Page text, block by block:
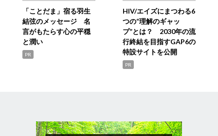
「ことだま」宿る羽生
結弦のメッセージ 名
言がもたらす心の平穏
と潤い
PR
HIV/エイズにまつわる6
つの“理解のギャッ
プ”とは？ 2030年の流
行終結を目指すGAP6の
特設サイトを公開
PR